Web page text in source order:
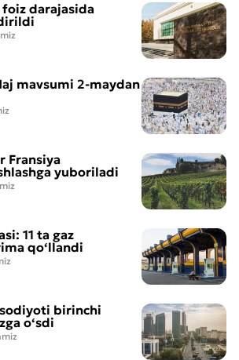
foiz darajasida
mavsumi 2-maydan
Fransiya
yuboriladi
11 ta gaz
qo‘llandi
birinchi
o‘sdi